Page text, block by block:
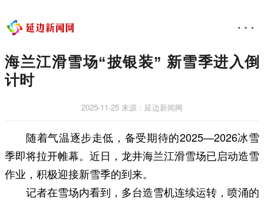
海兰江滑雪场“披银装” 新雪季进入倒
计时
2025-11-25 来源：延边新闻网
随着气温逐步走低，备受期待的2025—2026冰雪
季即将拉开帷幕。近日，龙井海兰江滑雪场已启动造雪
作业，积极迎接新雪季的到来。
记者在雪场内看到，多台造雪机连续运转，喷涌的